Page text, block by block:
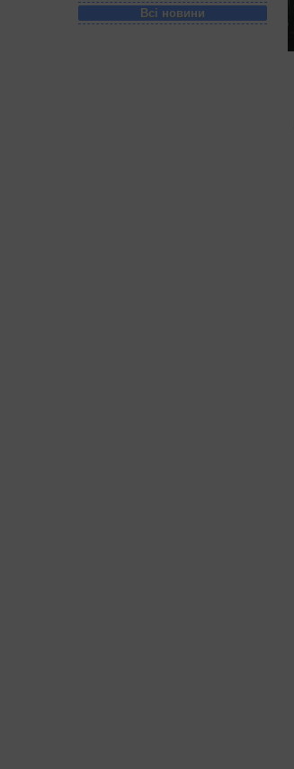
Всі новини